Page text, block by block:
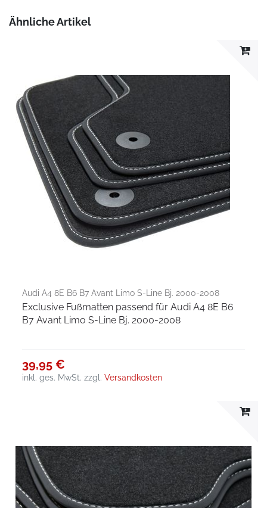
Ähnliche Artikel
Audi A4 8E B6 B7 Avant Limo S-Line Bj. 2000-2008
Exclusive Fußmatten passend für Audi A4 8E B6
B7 Avant Limo S-Line Bj. 2000-2008
39,95 €
inkl. ges. MwSt. zzgl.Versandkosten